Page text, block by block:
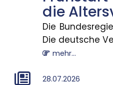
die
Die
Die deutsche
mehr...
28.07.2026
künftig selbst